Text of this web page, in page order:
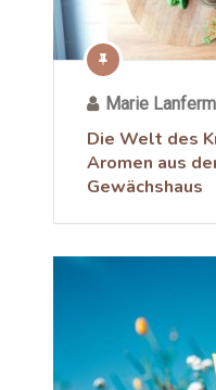
Marie
Die Welt des
Aromen aus
Gewächshaus